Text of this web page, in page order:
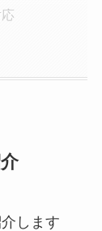
します